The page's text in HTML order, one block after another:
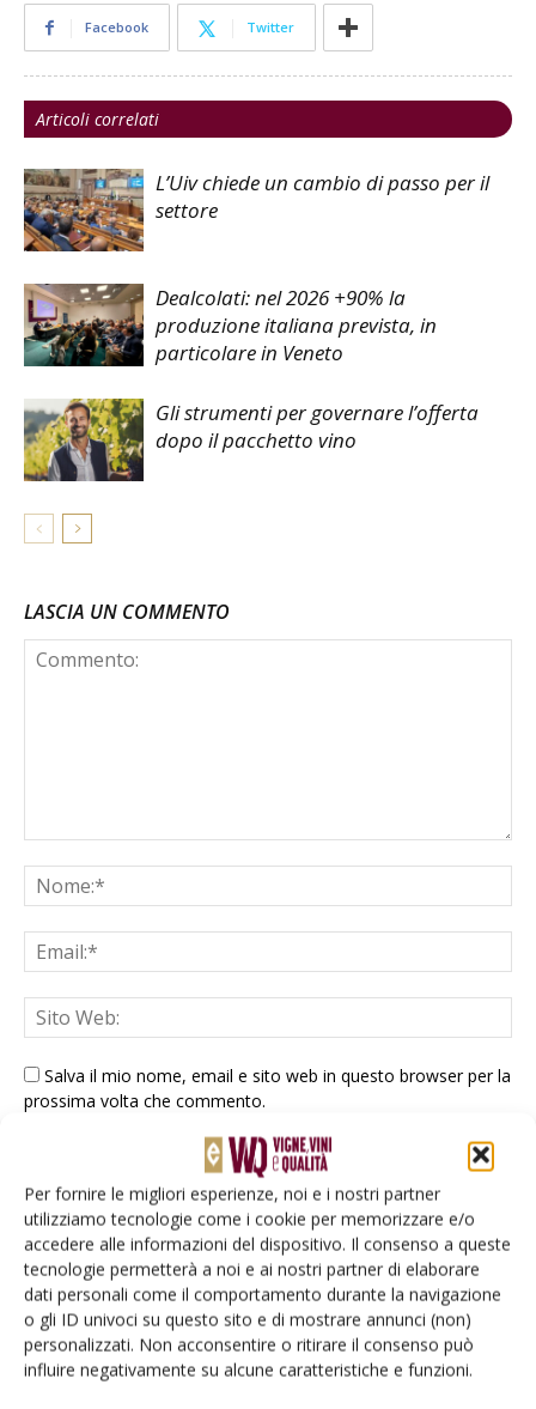
Per fornire le migliori esperienze, noi e i nostri partner
utilizziamo tecnologie come i cookie per memorizzare e/o
accedere alle informazioni del dispositivo. Il consenso a queste
tecnologie permetterà a noi e ai nostri partner di elaborare
dati personali come il comportamento durante la navigazione
o gli ID univoci su questo sito e di mostrare annunci (non)
personalizzati. Non acconsentire o ritirare il consenso può
influire negativamente su alcune caratteristiche e funzioni.
Facebook Twitter
Articoli correlati
L’Uiv chiede un cambio di passo per il
settore
Dealcolati: nel 2026 +90% la
produzione italiana prevista, in
particolare in Veneto
Gli strumenti per governare l’offerta
dopo il pacchetto vino
LASCIA UN COMMENTO
Salva il mio nome, email e sito web in questo browser per la
prossima volta che commento.
E-magazine
Tecniche, prodotti e servizi dalle aziende